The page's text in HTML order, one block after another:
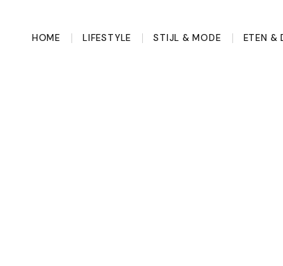
HOME LIFESTYLE STIJL & MODE ETEN &